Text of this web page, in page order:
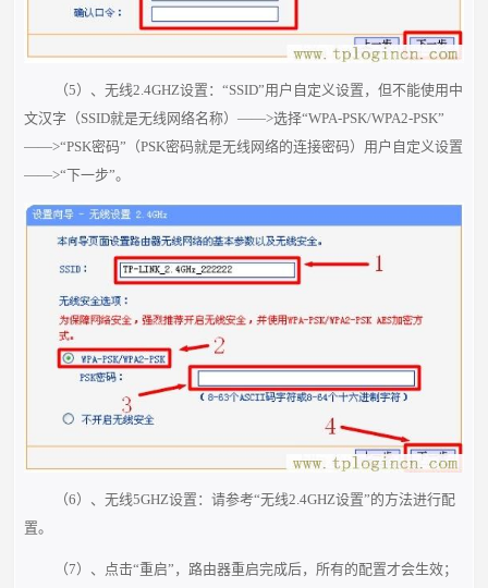
（5）、无线2.4GHZ设置：“SSID”用户自定义设置，但不能使用中
文汉字（SSID就是无线网络名称）——>选择“WPA-PSK/WPA2-PSK”
——>“PSK密码”（PSK密码就是无线网络的连接密码）用户自定义设置
——>“下一步”。
（6）、无线5GHZ设置：请参考“无线2.4GHZ设置”的方法进行配
置。
（7）、点击“重启”，路由器重启完成后，所有的配置才会生效；